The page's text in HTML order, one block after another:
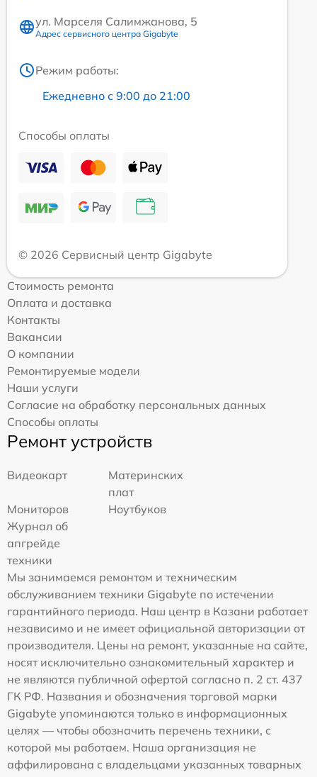
ул. Марселя Салимжанова, 5
Адрес сервисного центра Gigabyte
Режим работы:
Ежедневно с 9:00 до 21:00
Способы оплаты
© 2026 Сервисный центр Gigabyte
Стоимость ремонта
Оплата и доставка
Контакты
Вакансии
О компании
Ремонтируемые модели
Наши услуги
Согласие на обработку персональных данных
Способы оплаты
Ремонт устройств
Видеокарт
Материнских
плат
Мониторов
Ноутбуков
Журнал об
апгрейде
техники
Мы занимаемся ремонтом и техническим
обслуживанием техники Gigabyte по истечении
гарантийного периода. Наш центр в Казани работает
независимо и не имеет официальной авторизации от
производителя. Цены на ремонт, указанные на сайте,
носят исключительно ознакомительный характер и
не являются публичной офертой согласно п. 2 ст. 437
ГК РФ. Названия и обозначения торговой марки
Gigabyte упоминаются только в информационных
целях — чтобы обозначить перечень техники, с
которой мы работаем. Наша организация не
аффилирована с владельцами указанных товарных